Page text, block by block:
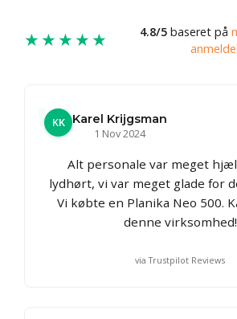
★★★★★ 4.8/5 baseret på
KK Karel Krijgsman
1 Nov 2024
Alt personale var meget
lydhørt, vi var meget glade for
Vi købte en Planika Neo 500.
denne virksomhed!
via Trustpilot Reviews